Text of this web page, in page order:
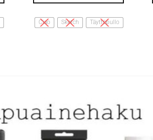
tuotteella
sivulla.
Ciao Sketch Täyttöpullo